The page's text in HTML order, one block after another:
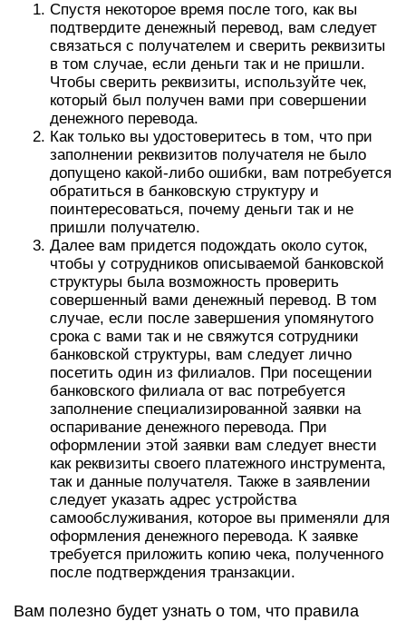
Спустя некоторое время после того, как вы
подтвердите денежный перевод, вам следует
связаться с получателем и сверить реквизиты
в том случае, если деньги так и не пришли.
Чтобы сверить реквизиты, используйте чек,
который был получен вами при совершении
денежного перевода.
Как только вы удостоверитесь в том, что при
заполнении реквизитов получателя не было
допущено какой-либо ошибки, вам потребуется
обратиться в банковскую структуру и
поинтересоваться, почему деньги так и не
пришли получателю.
Далее вам придется подождать около суток,
чтобы у сотрудников описываемой банковской
структуры была возможность проверить
совершенный вами денежный перевод. В том
случае, если после завершения упомянутого
срока с вами так и не свяжутся сотрудники
банковской структуры, вам следует лично
посетить один из филиалов. При посещении
банковского филиала от вас потребуется
заполнение специализированной заявки на
оспаривание денежного перевода. При
оформлении этой заявки вам следует внести
как реквизиты своего платежного инструмента,
так и данные получателя. Также в заявлении
следует указать адрес устройства
самообслуживания, которое вы применяли для
оформления денежного перевода. К заявке
требуется приложить копию чека, полученного
после подтверждения транзакции.
Вам полезно будет узнать о том, что правила